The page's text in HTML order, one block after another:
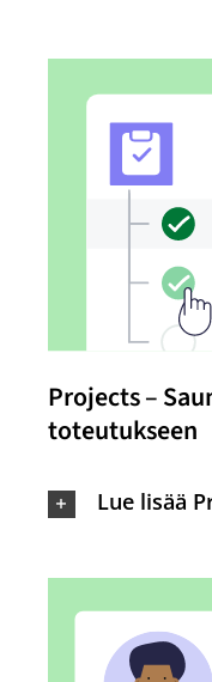
Projects –
toteutukseen
Lue lisää